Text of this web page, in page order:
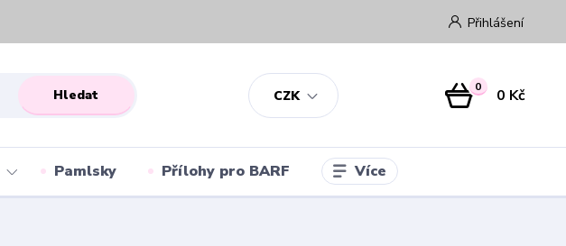
CZK
Přihlášení
Hledat 0 0 Kč
Pamlsky Přílohy pro BARF Více